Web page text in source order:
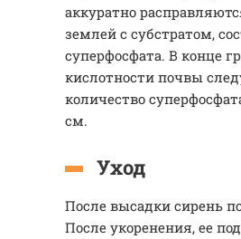
аккуратно
землей с субстратом,
суперфосфата. В конце
кислотности почвы
количество
см.
Уход
После высадки сирень
После укоренения, ее